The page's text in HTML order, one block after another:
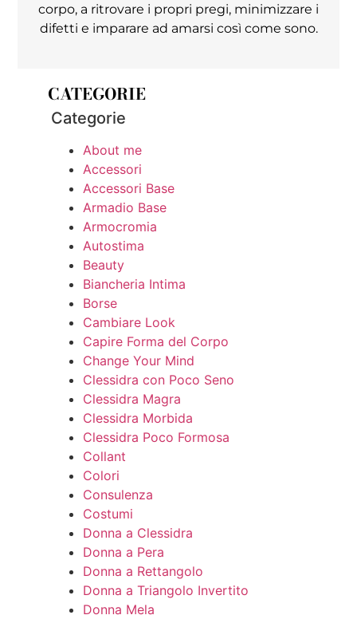
corpo, a ritrovare i propri pregi, minimizzare i
difetti e imparare ad amarsi così come sono.
CATEGORIE
Categorie
About me
Accessori
Accessori Base
Armadio Base
Armocromia
Autostima
Beauty
Biancheria Intima
Borse
Cambiare Look
Capire Forma del Corpo
Change Your Mind
Clessidra con Poco Seno
Clessidra Magra
Clessidra Morbida
Clessidra Poco Formosa
Collant
Colori
Consulenza
Costumi
Donna a Clessidra
Donna a Pera
Donna a Rettangolo
Donna a Triangolo Invertito
Donna Mela